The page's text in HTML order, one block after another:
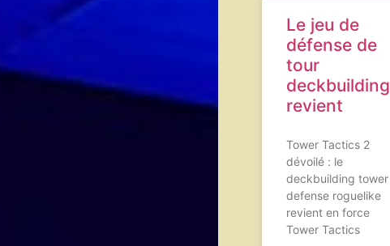
Le jeu de
défense de
tour
deckbuilding
revient
Tower Tactics 2
dévoilé : le
deckbuilding tower
defense roguelike
revient en force
Tower Tactics